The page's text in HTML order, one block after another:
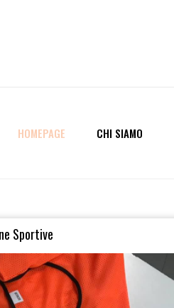
HOMEPAGE CHI SIAMO
Sportive